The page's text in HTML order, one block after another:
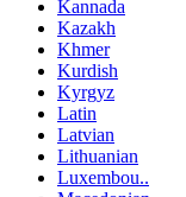
Kannada
Kazakh
Khmer
Kurdish
Kyrgyz
Latin
Latvian
Lithuanian
Luxembou..